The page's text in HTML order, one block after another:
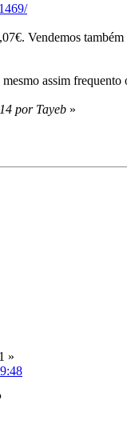
Vendemos
assim
por Tayeb »
»